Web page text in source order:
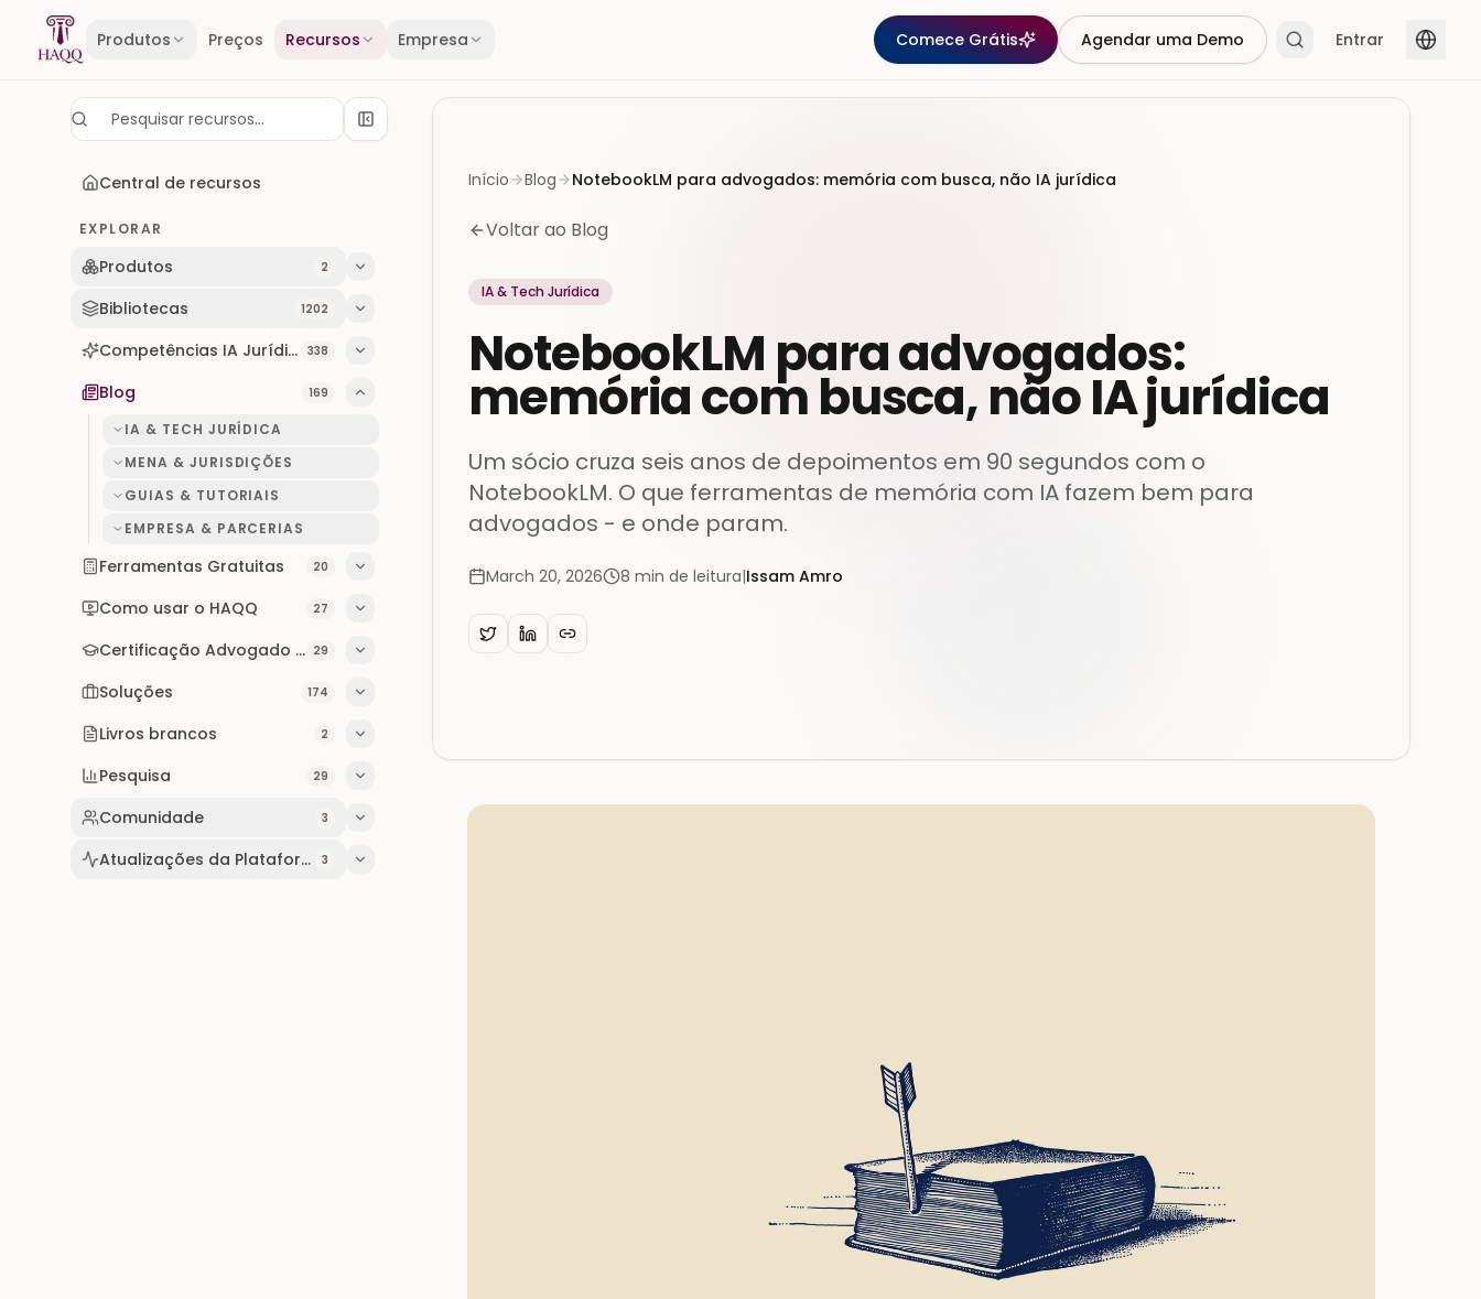
Skip to content
Produtos Preços Recursos Empresa Comece Grátis Agendar uma Demo Entrar
Central de recursos
EXPLORAR
Produtos 2
Bibliotecas 1202
Competências IA Jurídicas 338
Blog 169
IA & TECH JURÍDICA
MENA & JURISDIÇÕES
GUIAS & TUTORIAIS
EMPRESA & PARCERIAS
Ferramentas Gratuitas 20
Como usar o HAQQ 27
Certificação Advogado IA 29
Soluções 174
Livros brancos 2
Pesquisa 29
Comunidade 3
Atualizações da Plataforma
3
Início Blog NotebookLM para advogados: memória com busca, não IA jurídica
Voltar ao Blog
IA & Tech Jurídica
NotebookLM para advogados:
memória com busca, não IA jurídica
Um sócio cruza seis anos de depoimentos em 90 segundos com o
NotebookLM. O que ferramentas de memória com IA fazem bem para
advogados - e onde param.
March 20, 2026 8 min de leitura|Issam Amro